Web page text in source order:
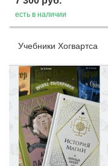
есть в наличии
Учебники Хогвартса